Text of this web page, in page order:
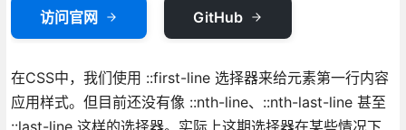
访问官网 GitHub
在CSS中，我们使用 ::first-line 选择器来给元素第一行内容
应用样式。但目前还没有像 ::nth-line、::nth-last-line 甚至
::last-line 这样的选择器。实际上这期选择器在某些情况下